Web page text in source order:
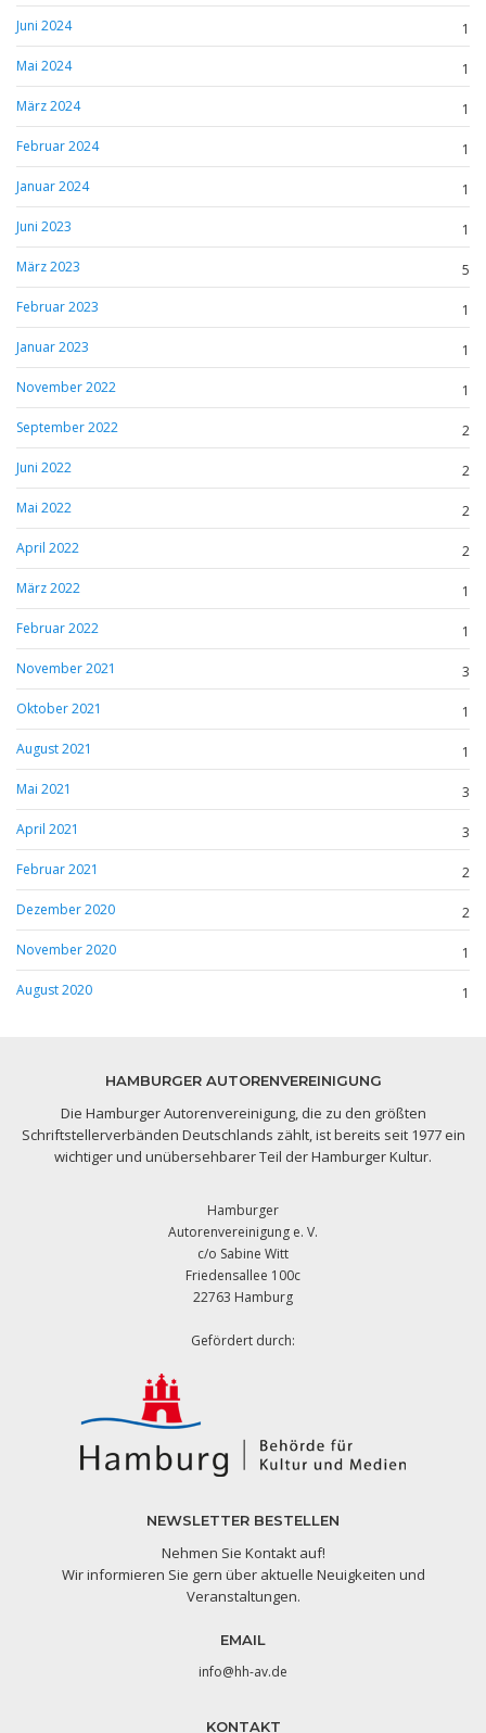
Juni 2024
1
Mai 2024
1
März 2024
1
Februar 2024
1
Januar 2024
1
Juni 2023
1
März 2023
5
Februar 2023
1
Januar 2023
1
November 2022
1
September 2022
2
Juni 2022
2
Mai 2022
2
April 2022
2
März 2022
1
Februar 2022
1
November 2021
3
Oktober 2021
1
August 2021
1
Mai 2021
3
April 2021
3
Februar 2021
2
Dezember 2020
2
November 2020
1
August 2020
1
HAMBURGER AUTORENVEREINIGUNG
Die Hamburger Autorenvereinigung, die zu den größten
Schriftstellerverbänden Deutschlands zählt, ist bereits seit 1977 ein
wichtiger und unübersehbarer Teil der Hamburger Kultur.
Hamburger
Autorenvereinigung e. V.
c/o Sabine Witt
Friedensallee 100c
22763 Hamburg
Gefördert durch:
NEWSLETTER BESTELLEN
Nehmen Sie Kontakt auf!
Wir informieren Sie gern über aktuelle Neuigkeiten und
Veranstaltungen.
EMAIL
info@hh-av.de
KONTAKT